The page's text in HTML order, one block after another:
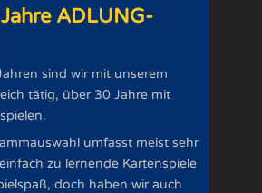
ADLUNG-
sind wir mit unserem
tätig, über 30 Jahre mit
umfasst meist sehr
zu lernende Kartenspiele
doch haben wir auch